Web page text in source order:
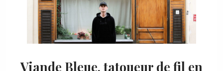
Viande Bleue, tatoueur de fil en